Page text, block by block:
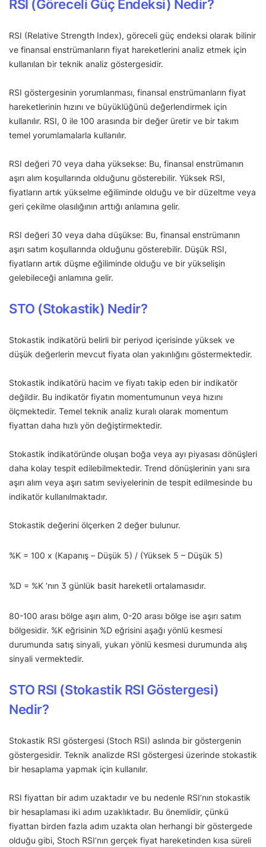
RSI (Göreceli Güç Endeksi) Nedir?
RSI (Relative Strength Index), göreceli güç endeksi olarak bilinir
ve finansal enstrümanların fiyat hareketlerini analiz etmek için
kullanılan bir teknik analiz göstergesidir.
RSI göstergesinin yorumlanması, finansal enstrümanların fiyat
hareketlerinin hızını ve büyüklüğünü değerlendirmek için
kullanılır. RSI, 0 ile 100 arasında bir değer üretir ve bir takım
temel yorumlamalarla kullanılır.
RSI değeri 70 veya daha yüksekse: Bu, finansal enstrümanın
aşırı alım koşullarında olduğunu gösterebilir. Yüksek RSI,
fiyatların artık yükselme eğiliminde olduğu ve bir düzeltme veya
geri çekilme olasılığının arttığı anlamına gelir.
RSI değeri 30 veya daha düşükse: Bu, finansal enstrümanın
aşırı satım koşullarında olduğunu gösterebilir. Düşük RSI,
fiyatların artık düşme eğiliminde olduğu ve bir yükselişin
gelebileceği anlamına gelir.
STO (Stokastik) Nedir?
Stokastik indikatörü belirli bir periyod içerisinde yüksek ve
düşük değerlerin mevcut fiyata olan yakınlığını göstermektedir.
Stokastik indikatörü hacim ve fiyatı takip eden bir indikatör
değildir. Bu indikatör fiyatın momentumunun veya hızını
ölçmektedir. Temel teknik analiz kuralı olarak momentum
fiyattan daha hızlı yön değiştirmektedir.
Stokastik indikatöründe oluşan boğa veya ayı piyasası dönüşleri
daha kolay tespit edilebilmektedir. Trend dönüşlerinin yanı sıra
aşırı alım veya aşırı satım seviyelerinin de tespit edilmesinde bu
indikatör kullanılmaktadır.
Stokastik değerini ölçerken 2 değer bulunur.
%K = 100 x (Kapanış – Düşük 5) / (Yüksek 5 – Düşük 5)
%D = %K ‘nın 3 günlük basit hareketli ortalamasıdır.
80-100 arası bölge aşırı alım, 0-20 arası bölge ise aşırı satım
bölgesidir. %K eğrisinin %D eğrisini aşağı yönlü kesmesi
durumunda satış sinyali, yukarı yönlü kesmesi durumunda alış
sinyali vermektedir.
STO RSI (Stokastik RSI Göstergesi)
Nedir?
Stokastik RSI göstergesi (Stoch RSI) aslında bir göstergenin
göstergesidir. Teknik analizde RSI göstergesi üzerinde stokastik
bir hesaplama yapmak için kullanılır.
RSI fiyattan bir adım uzaktadır ve bu nedenle RSI’nın stokastik
bir hesaplaması iki adım uzaklıktadır. Bu önemlidir, çünkü
fiyattan birden fazla adım uzakta olan herhangi bir göstergede
olduğu gibi, Stoch RSI’nın gerçek fiyat hareketinden kısa süreli